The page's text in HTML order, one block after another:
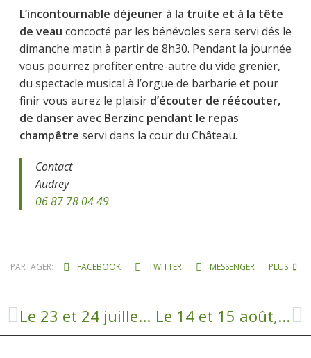
L’incontournable déjeuner à la truite et à la tête
de veau concocté par les bénévoles sera servi dés le
dimanche matin à partir de 8h30. Pendant la journée
vous pourrez profiter entre-autre du vide grenier,
du spectacle musical à l’orgue de barbarie et pour
finir vous aurez le plaisir d’écouter de réécouter,
de danser avec Berzinc pendant le repas
champêtre servi dans la cour du Château.
Contact
Audrey
06 87 78 04 49
PARTAGER: FACEBOOK TWITTER MESSENGER PLUS
Le 23 et 24 juillet, c’est la Fête à Tayac Le 14 et 15 août, c’est la fête à Centrès